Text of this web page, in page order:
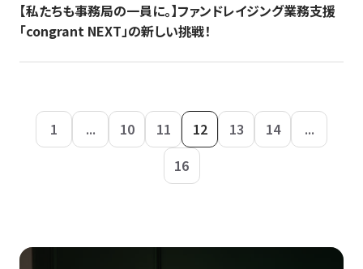
【私たちも事務局の一員に。】ファンドレイジング業務支援
「congrant NEXT」の新しい挑戦！
1 ... 10 11 12 13 14
...
16